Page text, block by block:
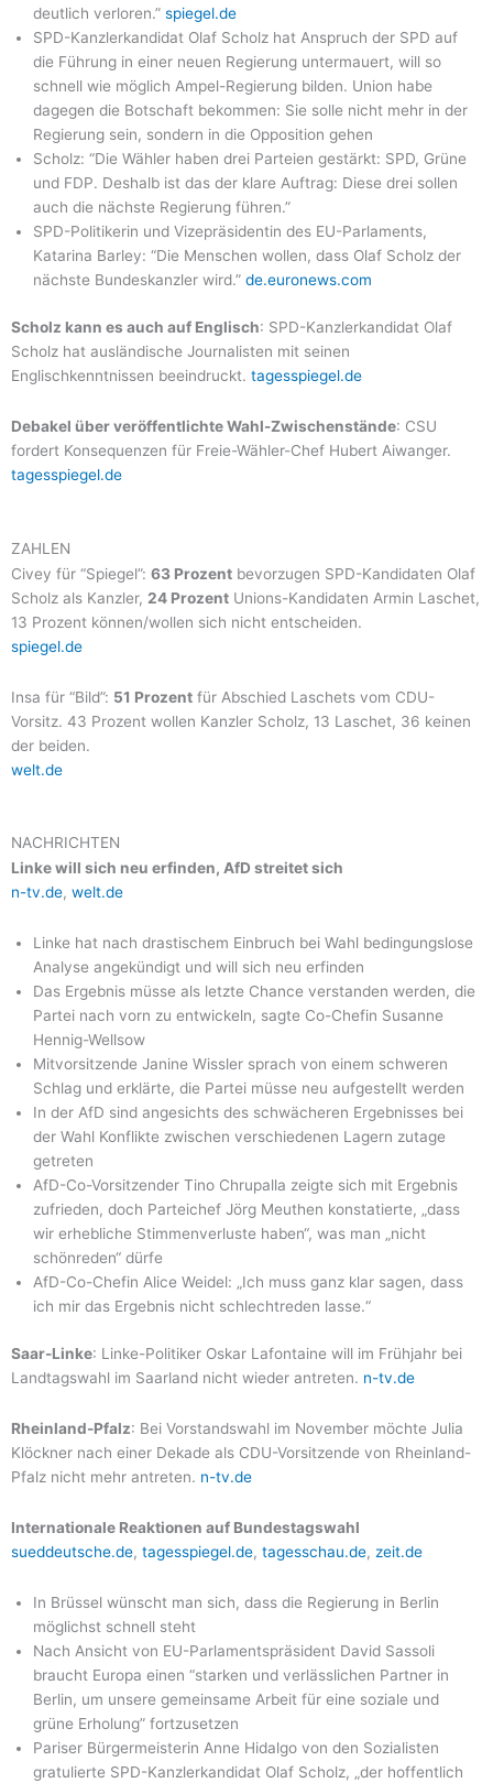
deutlich verloren.” spiegel.de
SPD-Kanzlerkandidat Olaf Scholz hat Anspruch der SPD auf
die Führung in einer neuen Regierung untermauert, will so
schnell wie möglich Ampel-Regierung bilden. Union habe
dagegen die Botschaft bekommen: Sie solle nicht mehr in der
Regierung sein, sondern in die Opposition gehen
Scholz: “Die Wähler haben drei Parteien gestärkt: SPD, Grüne
und FDP. Deshalb ist das der klare Auftrag: Diese drei sollen
auch die nächste Regierung führen.”
SPD-Politikerin und Vizepräsidentin des EU-Parlaments,
Katarina Barley: “Die Menschen wollen, dass Olaf Scholz der
nächste Bundeskanzler wird.” de.euronews.com
Scholz kann es auch auf Englisch: SPD-Kanzlerkandidat Olaf
Scholz hat ausländische Journalisten mit seinen
Englischkenntnissen beeindruckt. tagesspiegel.de
Debakel über veröffentlichte Wahl-Zwischenstände: CSU
fordert Konsequenzen für Freie-Wähler-Chef Hubert Aiwanger.
tagesspiegel.de
ZAHLEN
Civey für “Spiegel”: 63 Prozent bevorzugen SPD-Kandidaten Olaf
Scholz als Kanzler, 24 Prozent Unions-Kandidaten Armin Laschet,
13 Prozent können/wollen sich nicht entscheiden.
spiegel.de
Insa für “Bild”: 51 Prozent für Abschied Laschets vom CDU-
Vorsitz. 43 Prozent wollen Kanzler Scholz, 13 Laschet, 36 keinen
der beiden.
welt.de
NACHRICHTEN
Linke will sich neu erfinden, AfD streitet sich
n-tv.de, welt.de
Linke hat nach drastischem Einbruch bei Wahl bedingungslose
Analyse angekündigt und will sich neu erfinden
Das Ergebnis müsse als letzte Chance verstanden werden, die
Partei nach vorn zu entwickeln, sagte Co-Chefin Susanne
Hennig-Wellsow
Mitvorsitzende Janine Wissler sprach von einem schweren
Schlag und erklärte, die Partei müsse neu aufgestellt werden
In der AfD sind angesichts des schwächeren Ergebnisses bei
der Wahl Konflikte zwischen verschiedenen Lagern zutage
getreten
AfD-Co-Vorsitzender Tino Chrupalla zeigte sich mit Ergebnis
zufrieden, doch Parteichef Jörg Meuthen konstatierte, „dass
wir erhebliche Stimmenverluste haben“, was man „nicht
schönreden“ dürfe
AfD-Co-Chefin Alice Weidel: „Ich muss ganz klar sagen, dass
ich mir das Ergebnis nicht schlechtreden lasse.“
Saar-Linke: Linke-Politiker Oskar Lafontaine will im Frühjahr bei
Landtagswahl im Saarland nicht wieder antreten. n-tv.de
Rheinland-Pfalz: Bei Vorstandswahl im November möchte Julia
Klöckner nach einer Dekade als CDU-Vorsitzende von Rheinland-
Pfalz nicht mehr antreten. n-tv.de
Internationale Reaktionen auf Bundestagswahl
sueddeutsche.de, tagesspiegel.de, tagesschau.de, zeit.de
In Brüssel wünscht man sich, dass die Regierung in Berlin
möglichst schnell steht
Nach Ansicht von EU-Parlamentspräsident David Sassoli
braucht Europa einen “starken und verlässlichen Partner in
Berlin, um unsere gemeinsame Arbeit für eine soziale und
grüne Erholung” fortzusetzen
Pariser Bürgermeisterin Anne Hidalgo von den Sozialisten
gratulierte SPD-Kanzlerkandidat Olaf Scholz, „der hoffentlich